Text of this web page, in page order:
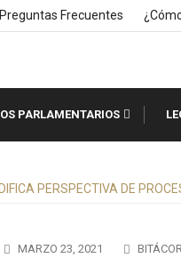
Preguntas Frecuentes
PARLAMENTARIOS
MARZO 23, 2021